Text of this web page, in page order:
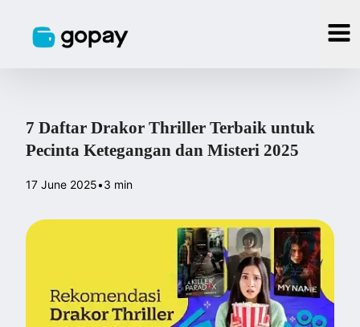
7 Daftar Drakor Thriller Terbaik untuk
Pecinta Ketegangan dan Misteri 2025
17 June 2025•3 min